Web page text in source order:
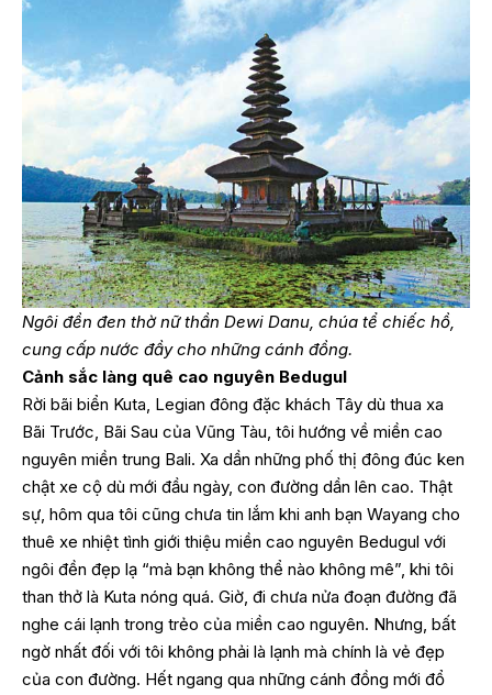
Ngôi đền đen thờ nữ thần Dewi Danu, chúa tể chiếc hồ,
cung cấp nước đầy cho những cánh đồng.
Cảnh sắc làng quê cao nguyên Bedugul
Rời bãi biển Kuta, Legian đông đặc khách Tây dù thua xa
Bãi Trước, Bãi Sau của Vũng Tàu, tôi hướng về miền cao
nguyên miền trung Bali. Xa dần những phố thị đông đúc ken
chật xe cộ dù mới đầu ngày, con đường dần lên cao. Thật
sự, hôm qua tôi cũng chưa tin lắm khi anh bạn Wayang cho
thuê xe nhiệt tình giới thiệu miền cao nguyên Bedugul với
ngôi đền đẹp lạ “mà bạn không thể nào không mê”, khi tôi
than thở là Kuta nóng quá. Giờ, đi chưa nửa đoạn đường đã
nghe cái lạnh trong trẻo của miền cao nguyên. Nhưng, bất
ngờ nhất đối với tôi không phải là lạnh mà chính là vẻ đẹp
của con đường. Hết ngang qua những cánh đồng mới đổ